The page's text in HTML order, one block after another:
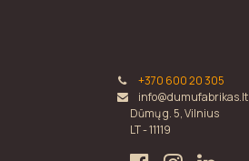
+370 600 20 305
info@dumufabrikas.lt
Dūmų g. 5, Vilnius
LT - 11119